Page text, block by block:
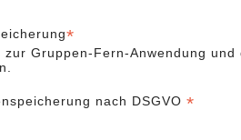
*
Gruppen-Fern-Anwendung und
nach DSGVO *